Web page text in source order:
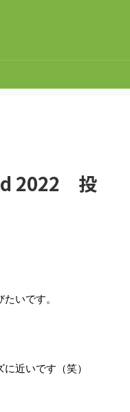
2022 投
いです。
近いです（笑）